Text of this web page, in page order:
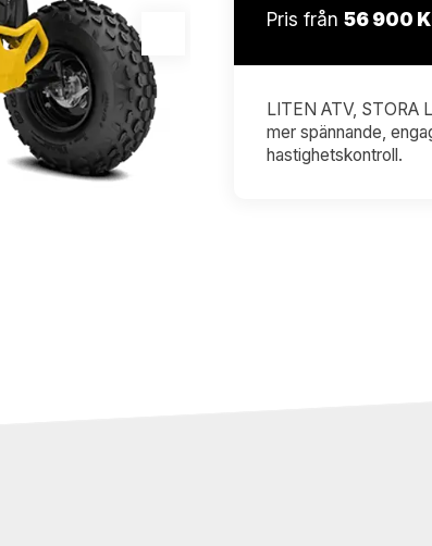
Pris från 56 900
LITEN ATV, STORA
mer spännande,
hastighetskontroll.